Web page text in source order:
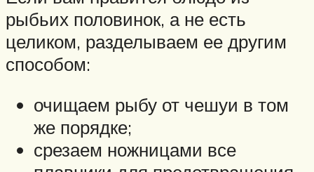
рыбьих половинок, а не есть
целиком, разделываем ее другим
способом:
очищаем рыбу от чешуи в том
же порядке;
срезаем ножницами все